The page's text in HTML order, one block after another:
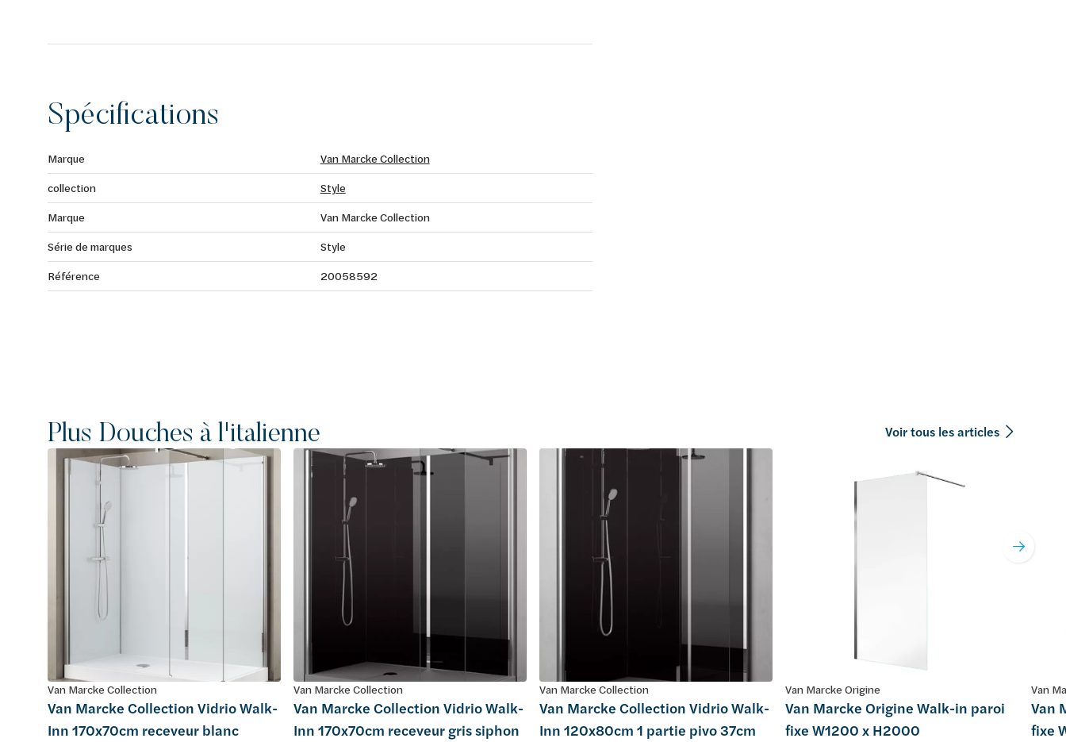
Spécifications
Marque
Van Marcke Collection
collection
Style
Marque
Van Marcke Collection
Série de marques
Style
Référence
20058592
Plus Douches à l'italienne Voir tous les articles
Van Marcke Collection
Van Marcke Collection Vidrio Walk-
Inn 170x70cm receveur blanc
Van Marcke Collection
Van Marcke Collection Vidrio Walk-
Inn 170x70cm receveur gris siphon
Van Marcke Collection
Van Marcke Collection Vidrio Walk-
Inn 120x80cm 1 partie pivo 37cm
Van Marcke Origine
Van Marcke Origine Walk-in paroi
fixe W1200 x H2000
Van
Van
fixe